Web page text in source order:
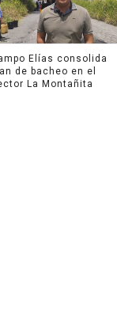
Elías consolida
de bacheo en el
La Montañita